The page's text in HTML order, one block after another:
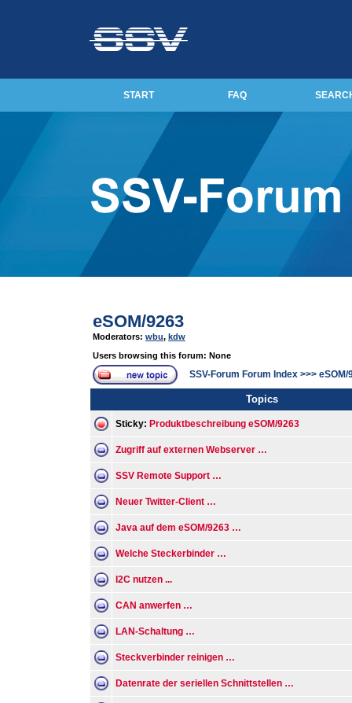
START FAQ
eSOM/9263
Moderators: wbu, kdw
Users browsing this forum: None
SSV-Forum Forum Index >>> eSOM/
Topics
Sticky: Produktbeschreibung eSOM/9263
Zugriff auf externen Webserver …
SSV Remote Support …
Neuer Twitter-Client …
Java auf dem eSOM/9263 …
Welche Steckerbinder …
I2C nutzen ...
CAN anwerfen …
LAN-Schaltung …
Steckverbinder reinigen …
Datenrate der seriellen Schnittstellen …